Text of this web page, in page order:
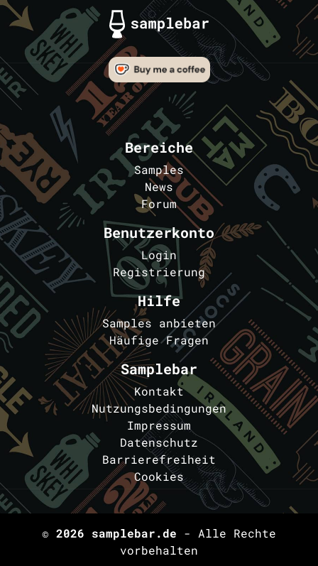
Bereiche
Samples
News
Forum
Benutzerkonto
Login
Registrierung
Hilfe
Samples anbieten
Häufige Fragen
Samplebar
Kontakt
Nutzungsbedingungen
Impressum
Datenschutz
Barrierefreiheit
Cookies
© 2026 samplebar.de - Alle Rechte
vorbehalten